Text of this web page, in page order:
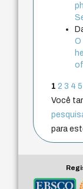
O
1 2 3 4 5
Você
para